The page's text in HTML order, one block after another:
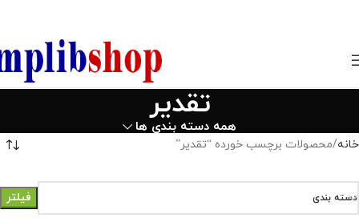
تقدیر
همه دسته بندی ها
خانه محصولات برچسب خورده “تقدیر”
دسته بندی فیلتر